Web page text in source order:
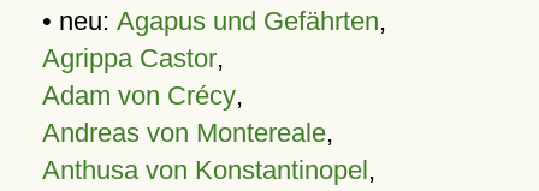
• neu: Agapus und Gefährten,
Agrippa Castor,
Adam von Crécy,
Andreas von Montereale,
Anthusa von Konstantinopel,